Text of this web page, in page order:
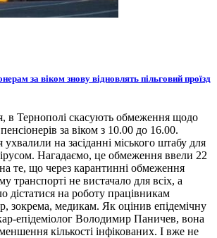
за віком знову відновлять пільговий проїзд
в Тернополі скасують обмеження щодо
за віком з 10.00 до 16.00.
на засіданні міського штабу для
Нагадаємо, це обмеження ввели 22
те, що через карантинні обмеження
транспорті не вистачало для всіх, а
дістатися на роботу працівникам
зокрема, медикам. Як оцінив епідемічну
епідеміолог Володимир Паничев, вона
кількості інфікованих. І вже не